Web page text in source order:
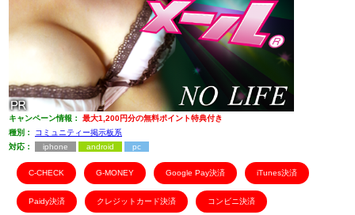
キャンペーン情報：
最大1,200円分の無料ポイント特典付き
種別：
コミュニティー掲示板系
対応：
iphone android pc
C-CHECK G-MONEY Google Pay決済 iTunes決済
Paidy決済 クレジットカード決済 コンビニ決済